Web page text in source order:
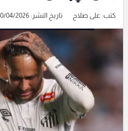
كتب: على صلاح تاريخ النشر: 20/04/2026